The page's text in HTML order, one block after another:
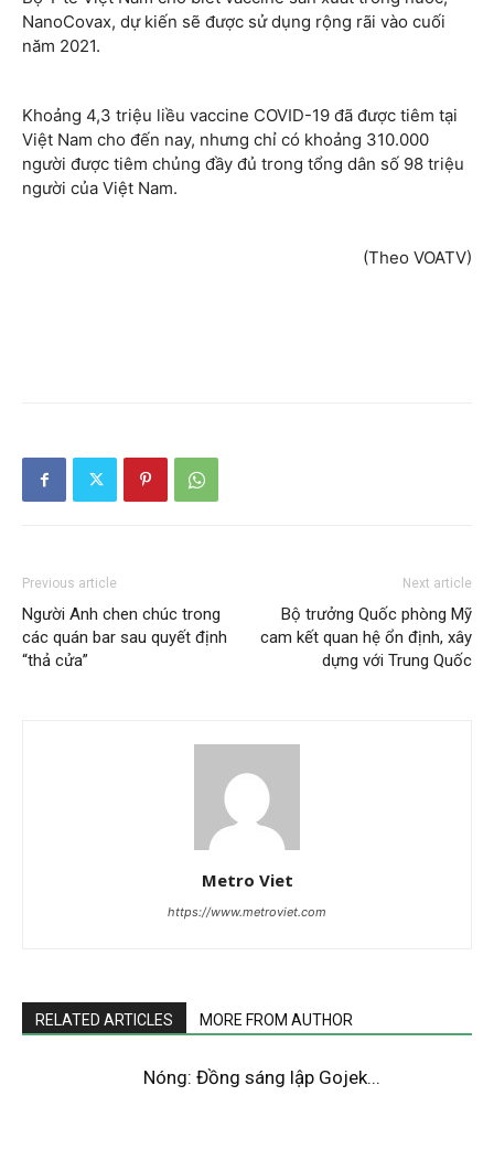
NanoCovax, dự kiến sẽ được sử dụng rộng rãi vào cuối
năm 2021.
Khoảng 4,3 triệu liều vaccine COVID-19 đã được tiêm tại
Việt Nam cho đến nay, nhưng chỉ có khoảng 310.000
người được tiêm chủng đầy đủ trong tổng dân số 98 triệu
người của Việt Nam.
(Theo VOATV)
Previous article
Người Anh chen chúc trong
các quán bar sau quyết định
“thả cửa”
Next article
Bộ trưởng Quốc phòng Mỹ
cam kết quan hệ ổn định, xây
dựng với Trung Quốc
Metro Viet
https://www.metroviet.com
RELATED ARTICLES MORE FROM AUTHOR
Nóng: Đồng sáng lập Gojek...